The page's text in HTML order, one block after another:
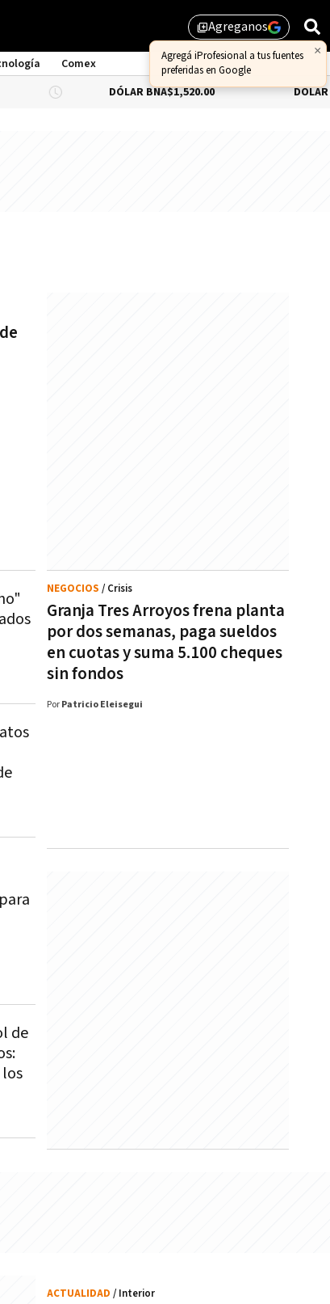
library_addAgreganos
×
Agregá iProfesional a tus fuentes
preferidas en Google
Comex
DÓLAR BNA$1,520.00 DÓLAR BLUE
Granja Tres Arroyos frena planta
por dos semanas, paga sueldos
en cuotas y suma 5.100 cheques
sin fondos
NEGOCIOS / Crisis
Por Patricio Eleisegui
de
ACTUALIDAD / Interior